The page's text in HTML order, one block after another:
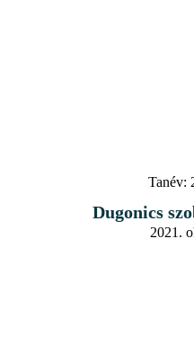
Tanév:
Dugonics
2021.